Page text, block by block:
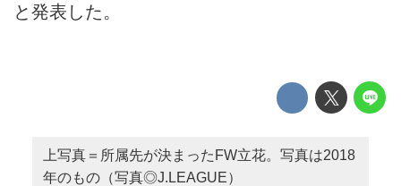
と発表した。
上写真＝所属先が決まったFW立花。写真は2018
年のもの（写真◎J.LEAGUE）